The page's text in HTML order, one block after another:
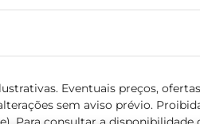
Eventuais preços,
sem aviso prévio.